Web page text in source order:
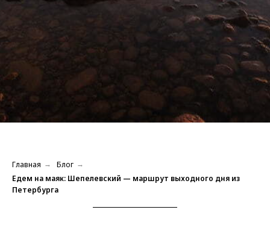
Главная → Блог →
Едем на маяк: Шепелевский — маршрут выходного дня из
Петербурга